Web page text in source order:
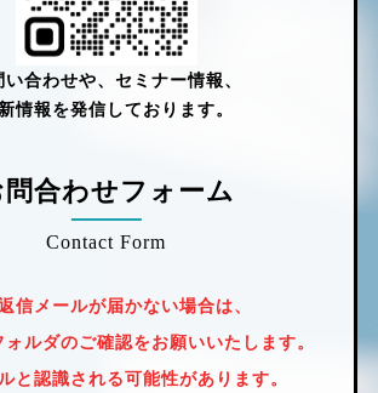
い合わせや、セミナー情報、
情報を発信しております。
問合わせフォーム
Contact Form
信メールが届かない場合は、
ルダのご確認をお願いいたします。
と認識される可能性があります。